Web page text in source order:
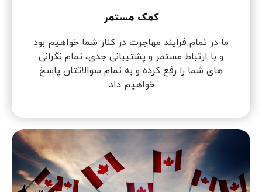
کمک مستمر
ما در تمام فرایند مهاجرت در کنار شما خواهیم بود
و با ارتباط مستمر و پشتیبانی جدی، تمام نگرانی
های شما را رفع کرده و به تمام سوالاتتان پاسخ
خواهیم داد.